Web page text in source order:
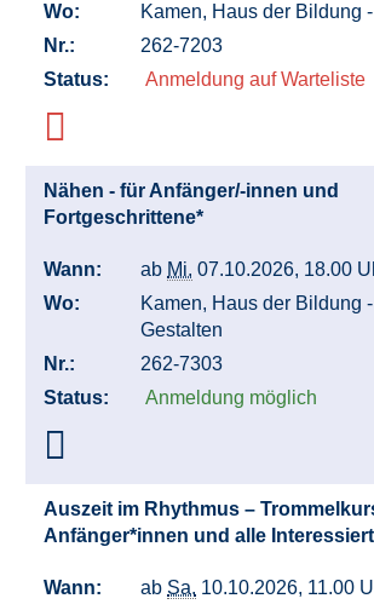
Wo:
Kamen, Haus der Bildung
Nr.:
262-7203
Status:
Anmeldung auf Warteliste
Nähen - für Anfänger/-innen und
Fortgeschrittene*
Wann: ab Mi. 07.10.2026, 18.00
Wo:
Kamen, Haus der Bildung
Gestalten
Nr.:
262-7303
Status:
Anmeldung möglich
Auszeit im Rhythmus –
Anfänger*innen und alle
Wann: ab Sa. 10.10.2026, 11.00